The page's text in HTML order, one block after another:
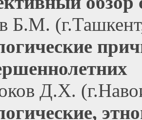
Б.М.
Д.Х.